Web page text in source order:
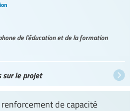
de l’éducation et de la formation
sur le projet
de capacité